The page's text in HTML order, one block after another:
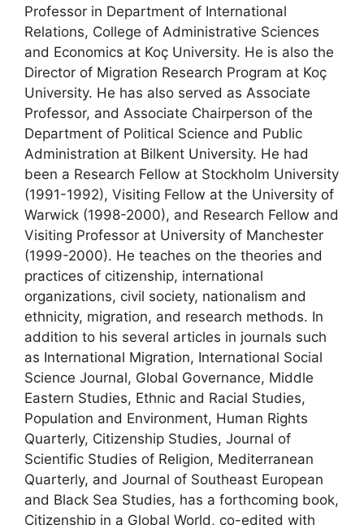
Professor in Department of International
Relations, College of Administrative Sciences
and Economics at Koç University. He is also the
Director of Migration Research Program at Koç
University. He has also served as Associate
Professor, and Associate Chairperson of the
Department of Political Science and Public
Administration at Bilkent University. He had
been a Research Fellow at Stockholm University
(1991-1992), Visiting Fellow at the University of
Warwick (1998-2000), and Research Fellow and
Visiting Professor at University of Manchester
(1999-2000). He teaches on the theories and
practices of citizenship, international
organizations, civil society, nationalism and
ethnicity, migration, and research methods. In
addition to his several articles in journals such
as International Migration, International Social
Science Journal, Global Governance, Middle
Eastern Studies, Ethnic and Racial Studies,
Population and Environment, Human Rights
Quarterly, Citizenship Studies, Journal of
Scientific Studies of Religion, Mediterranean
Quarterly, and Journal of Southeast European
and Black Sea Studies, has a forthcoming book,
Citizenship in a Global World, co-edited with